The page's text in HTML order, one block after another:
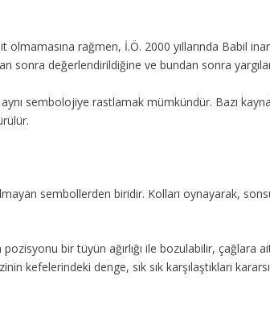
rağmen, İ.Ö. 2000 yıllarında Babil
sonra değerlendirildiğine ve bundan sonra
aynı sembolojiye rastlamak mümkündür. Bazı
sembollerden biridir. Kolları oynayarak,
bir tüyün ağırlığı ile bozulabilir, çağlara
kefelerindeki denge, sık sık karşılaştıkları